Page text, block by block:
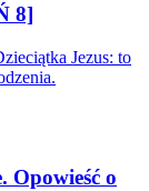
8]
Jezus: to
Opowieść o